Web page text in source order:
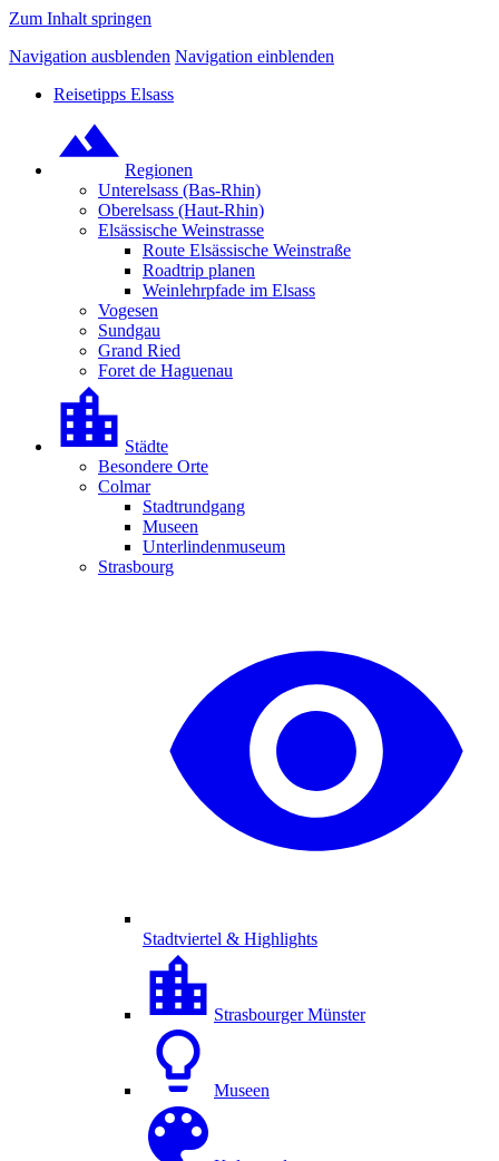
Zum Inhalt springen
Navigation ausblenden Navigation einblenden
Reisetipps Elsass
Regionen
Unterelsass (Bas-Rhin)
Oberelsass (Haut-Rhin)
Elsässische Weinstrasse
Route Elsässische Weinstraße
Roadtrip planen
Weinlehrpfade im Elsass
Vogesen
Sundgau
Grand Ried
Foret de Haguenau
Städte
Besondere Orte
Colmar
Stadtrundgang
Museen
Unterlindenmuseum
Strasbourg
Stadtviertel & Highlights
Strasbourger Münster
Museen